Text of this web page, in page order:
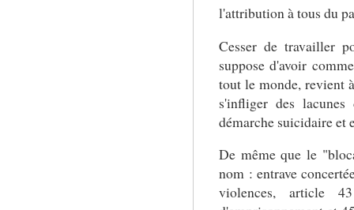
l'attribution à tous du
Cesser de travailler
suppose d'avoir
tout le monde, revient
s'infliger des
démarche suicidaire et
De même que le
nom : entrave
violences, article